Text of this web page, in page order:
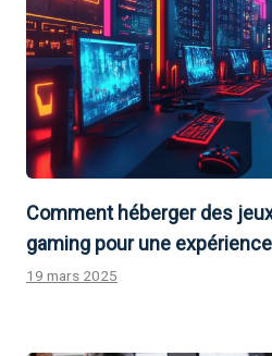
Comment héberger des
gaming pour une
19 mars 2025